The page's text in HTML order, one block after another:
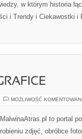
w którym historia
i Trendy i Ciekawostki i
MOŻLIWOŚĆ
MalwinaAtras.pl to portal
robieniu zdjęć, obróbce